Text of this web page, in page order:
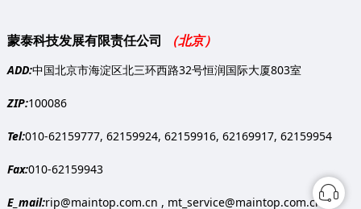
蒙泰科技发展有限责任公司 （北京）
ADD:中国北京市海淀区北三环西路32号恒润国际大厦803室
ZIP:100086
Tel:010-62159777, 62159924, 62159916, 62169917, 62159954
Fax:010-62159943
E_mail:rip@maintop.com.cn , mt_service@maintop.com.cn